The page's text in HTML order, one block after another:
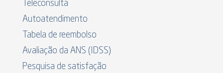
Teleconsulta
Autoatendimento
Tabela de reembolso
Avaliação da ANS (IDSS)
Pesquisa de satisfação